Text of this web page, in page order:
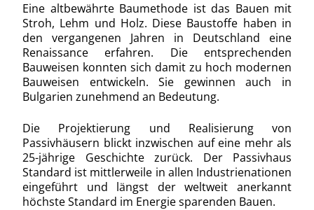
Eine altbewährte Baumethode ist das Bauen mit
Stroh, Lehm und Holz. Diese Baustoffe haben in
den vergangenen Jahren in Deutschland eine
Renaissance erfahren. Die entsprechenden
Bauweisen konnten sich damit zu hoch modernen
Bauweisen entwickeln. Sie gewinnen auch in
Bulgarien zunehmend an Bedeutung.
Die Projektierung und Realisierung von
Passivhäusern blickt inzwischen auf eine mehr als
25-jährige Geschichte zurück. Der Passivhaus
Standard ist mittlerweile in allen Industrienationen
eingeführt und längst der weltweit anerkannt
höchste Standard im Energie sparenden Bauen.